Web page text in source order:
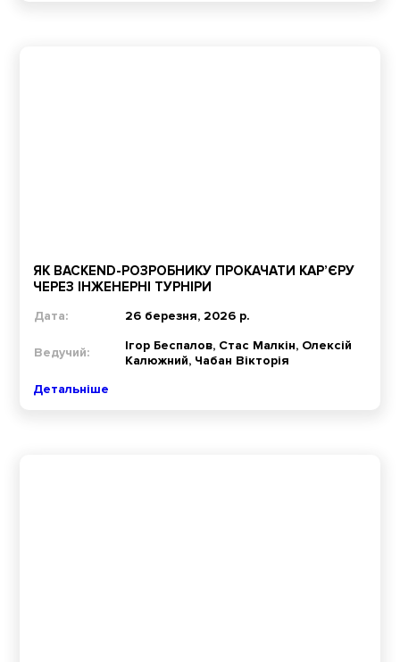
ЯК BACKEND-РОЗРОБНИКУ ПРОКАЧАТИ КАР’ЄРУ
ЧЕРЕЗ ІНЖЕНЕРНІ ТУРНІРИ
Дата: 26 березня, 2026 р.
Ведучий:
Ігор Беспалов, Стас Малкін, Олексій
Калюжний, Чабан Вікторія
Детальніше